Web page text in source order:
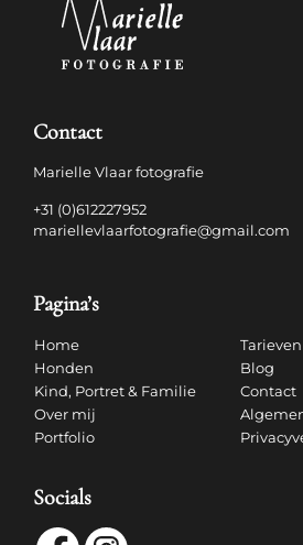
Contact
Marielle Vlaar fotografie
+31 (0)612227952
mariellevlaarfotografie@gmail.com
Pagina’s
Home
Tarieven
Honden
Blog
Kind, Portret & Familie
Contact
Over mij
Portfolio
Socials